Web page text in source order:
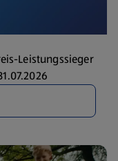
Leistungssieger